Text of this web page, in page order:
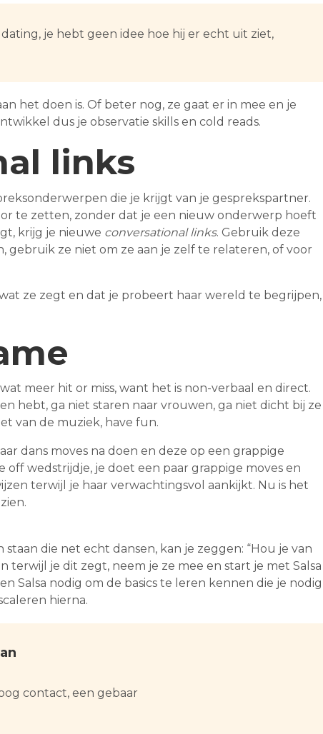
dating, je hebt geen idee hoe hij er echt uit ziet,
het doen is. Of beter nog, ze gaat er in mee en je
dus je observatie skills en cold reads.
links
die je krijgt van je gesprekspartner.
te zetten, zonder dat je een nieuw onderwerp hoeft
krijg je nieuwe conversational links. Gebruik deze
gebruik ze niet om ze aan je zelf te relateren, of voor
ze zegt en dat je probeert haar wereld te begrijpen,
meer hit or miss, want het is non-verbaal en direct.
hebt, ga niet staren naar vrouwen, ga niet dicht bij ze
van de muziek, have fun.
dans moves na doen en deze op een grappige
off wedstrijdje, je doet een paar grappige moves en
terwijl je haar verwachtingsvol aankijkt. Nu is het
die net echt dansen, kan je zeggen: “Hou je van
terwijl je dit zegt, neem je ze mee en start je met Salsa
Salsa nodig om de basics te leren kennen die je nodig
hierna.
contact, een gebaar